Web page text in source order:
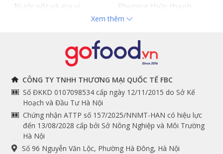
Nước sốt và gia vị
Phương thức thanh
toán
Tuyển dụng
THÔNG TIN
Chính sách và quy định
chung
Hướng dẫn đặt hàng
Cam kết chất lượng
THEO DÕI NGAY
Facebook
Instagram
Youtube
Tiktok
Xem thêm
CÔNG TY TNHH THƯƠNG MẠI QUỐC TẾ FBC
Số ĐKKD 0107098534 cấp ngày 12/11/2015 do Sở Kế
Hoạch và Đầu Tư Hà Nội
Chứng nhận ATTP số 157/2025/NNMT-HAN có hiệu lực
đến 13/08/2028 cấp bởi Sở Nông Nghiệp và Môi Trường
Hà Nội
Số 96 Nguyễn Văn Lộc, Phường Hà Đông, Hà Nội